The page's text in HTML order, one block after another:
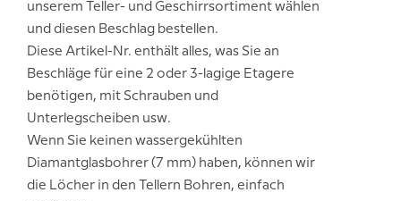
unserem Teller- und Geschirrsortiment wählen
und diesen Beschlag bestellen.
Diese Artikel-Nr. enthält alles, was Sie an
Beschläge für eine 2 oder 3-lagige Etagere
benötigen, mit Schrauben und
Unterlegscheiben usw.
Wenn Sie keinen wassergekühlten
Diamantglasbohrer (7 mm) haben, können wir
die Löcher in den Tellern Bohren, einfach